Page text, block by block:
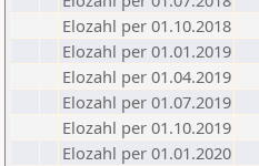
Elozahl per 01.10.2018
Elozahl per 01.01.2019
Elozahl per 01.04.2019
Elozahl per 01.07.2019
Elozahl per 01.10.2019
Elozahl per 01.01.2020